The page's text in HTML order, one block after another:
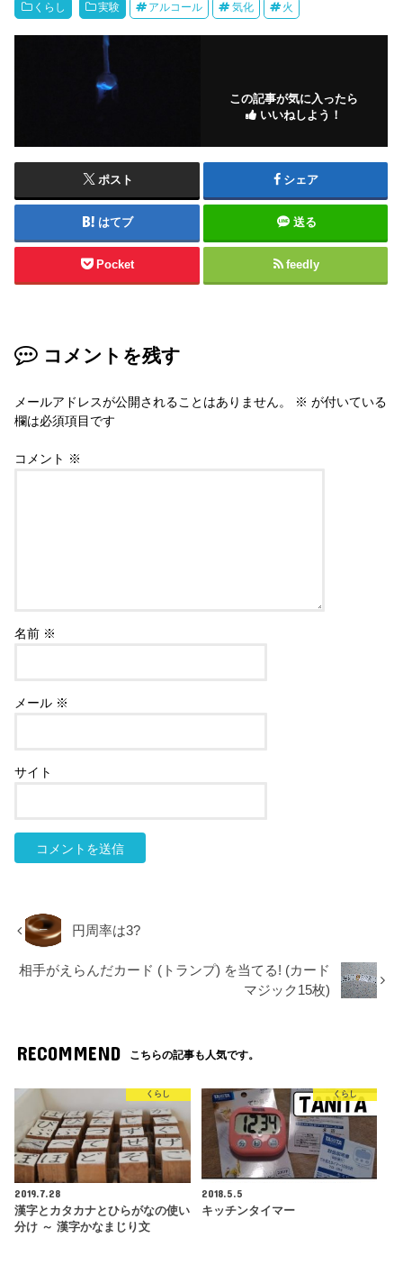
くらし 実験 アルコール 気化 火
この記事が気に入ったら
いいねしよう！
ポスト シェア
はてブ 送る
Pocket feedly
コメントを残す
メールアドレスが公開されることはありません。 ※ が付いている
欄は必須項目です
コメント ※
名前 ※
メール ※
サイト
円周率は3?
相手がえらんだカード (トランプ) を当てる! (カード
マジック15枚)
RECOMMEND こちらの記事も人気です。
くらし
2019.7.28
漢字とカタカナとひらがなの使い
分け ～ 漢字かなまじり文
くらし
2018.5.5
キッチンタイマー